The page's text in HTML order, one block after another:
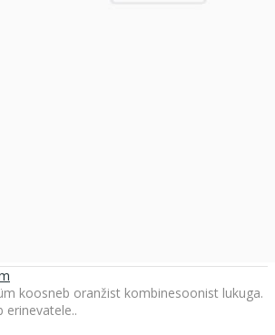
koosneb oranžist kombinesoonist lukuga.
erinevatele..